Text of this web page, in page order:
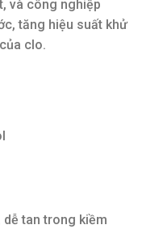
và công nghiệp
tăng hiệu suất khử
clo.
tan trong kiềm